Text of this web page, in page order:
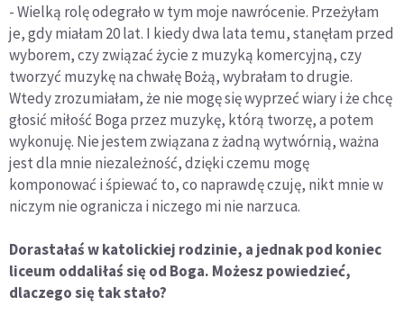
- Wielką rolę odegrało w tym moje nawrócenie. Przeżyłam
je, gdy miałam 20 lat. I kiedy dwa lata temu, stanęłam przed
wyborem, czy związać życie z muzyką komercyjną, czy
tworzyć muzykę na chwałę Bożą, wybrałam to drugie.
Wtedy zrozumiałam, że nie mogę się wyprzeć wiary i że chcę
głosić miłość Boga przez muzykę, którą tworzę, a potem
wykonuję. Nie jestem związana z żadną wytwórnią, ważna
jest dla mnie niezależność, dzięki czemu mogę
komponować i śpiewać to, co naprawdę czuję, nikt mnie w
niczym nie ogranicza i niczego mi nie narzuca.
Dorastałaś w katolickiej rodzinie, a jednak pod koniec
liceum oddaliłaś się od Boga. Możesz powiedzieć,
dlaczego się tak stało?